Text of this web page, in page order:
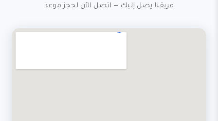
فريقنا يصل إليك — اتصل الآن لحجز موعد